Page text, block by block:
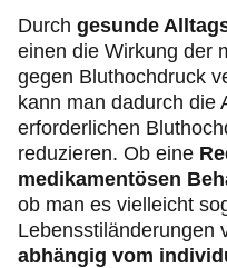
Durch gesunde
einen die Wirkung der
gegen Bluthochdruck
kann man dadurch die
erforderlichen
reduzieren. Ob eine
medikamentösen
ob man es vielleicht
Lebensstiländerungen
abhängig vom